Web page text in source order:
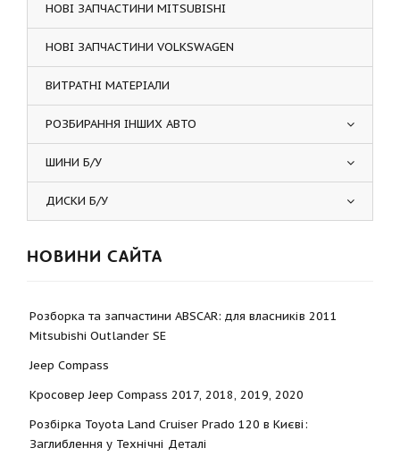
НОВІ ЗАПЧАСТИНИ MITSUBISHI
НОВІ ЗАПЧАСТИНИ VOLKSWAGEN
ВИТРАТНІ МАТЕРІАЛИ
РОЗБИРАННЯ ІНШИХ АВТО
ШИНИ Б/У
ДИСКИ Б/У
НОВИНИ САЙТА
Розборка та запчастини ABSCAR: для власників 2011
Mitsubishi Outlander SE
Jeep Compass
Кросовер Jeep Compass 2017, 2018, 2019, 2020
Розбірка Toyota Land Cruiser Prado 120 в Києві:
Заглиблення у Технічні Деталі